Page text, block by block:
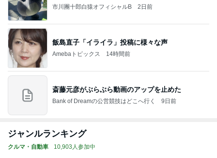
市川團十郎白猿オフィシャルB 2日前
飯島直子「イライラ」投稿に様々な声
Amebaトピックス 14時間前
斎藤元彦がぶらぶら動画のアップを止めた
Bank of Dreamの公営競技はどこへ行く 9日前
ジャンルランキング
クルマ・自動車 10,903人参加中